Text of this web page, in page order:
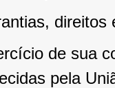
de sua
pela